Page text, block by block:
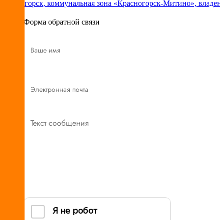
Красногорск, коммунальная зона «Красногорск-Митино»,
Форма обратной связи